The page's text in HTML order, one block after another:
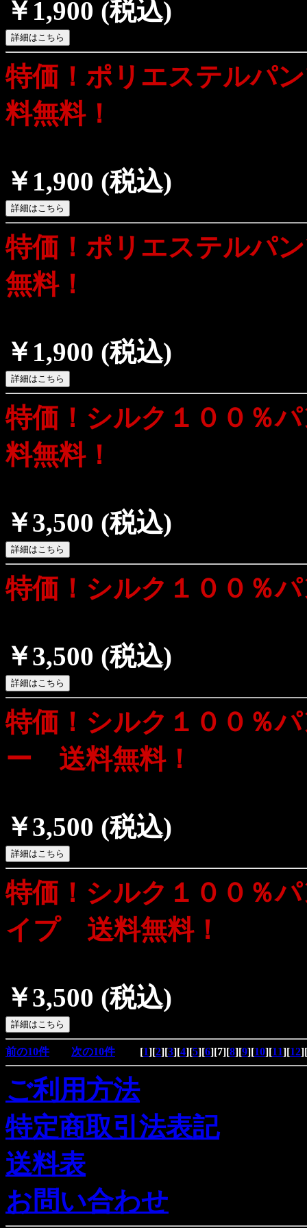
￥1,900 (税込)
特価！ポリエステル
料無料！
￥1,900 (税込)
特価！ポリエステル
無料！
￥1,900 (税込)
特価！シルク１００
料無料！
￥3,500 (税込)
特価！シルク１００
￥3,500 (税込)
特価！シルク１００％
ー 送料無料！
￥3,500 (税込)
特価！シルク１００
イプ 送料無料！
￥3,500 (税込)
前の10件 次の10件[1][2][3][4][5][6][7][8][9][10][11][12][
ご利用方法
特定商取引法表記
送料表
お問い合わせ